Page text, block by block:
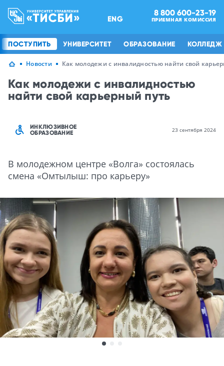
ENG
8 800 600-23-19
ПРИЕМНАЯ КОМИССИЯ
ПОСТУПИТЬ УНИВЕРСИТЕТ ОБРАЗОВАНИЕ КОЛЛЕДЖ
Новости Как молодежи с инвалидностью найти свой
Как молодежи с инвалидностью
найти свой карьерный путь
ИНКЛЮЗИВНОЕ
ОБРАЗОВАНИЕ
23 сентября 2024
В молодежном центре «Волга» состоялась
смена «Омтылыш: про карьеру»